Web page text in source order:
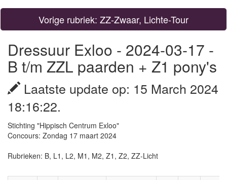
Vorige rubriek: ZZ-Zwaar, Lichte-Tour
Dressuur Exloo - 2024-03-17 -
B t/m ZZL paarden + Z1 pony's
Laatste update op: 15 March 2024
18:16:22.
Stichting "Hippisch Centrum Exloo"
Concours: Zondag 17 maart 2024
Rubrieken: B, L1, L2, M1, M2, Z1, Z2, ZZ-Licht